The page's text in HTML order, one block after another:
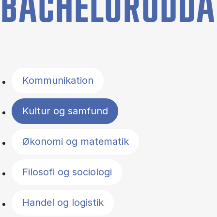
Kommunikation
Kultur og samfund
Økonomi og matematik
Filosofi og sociologi
Handel og logistik